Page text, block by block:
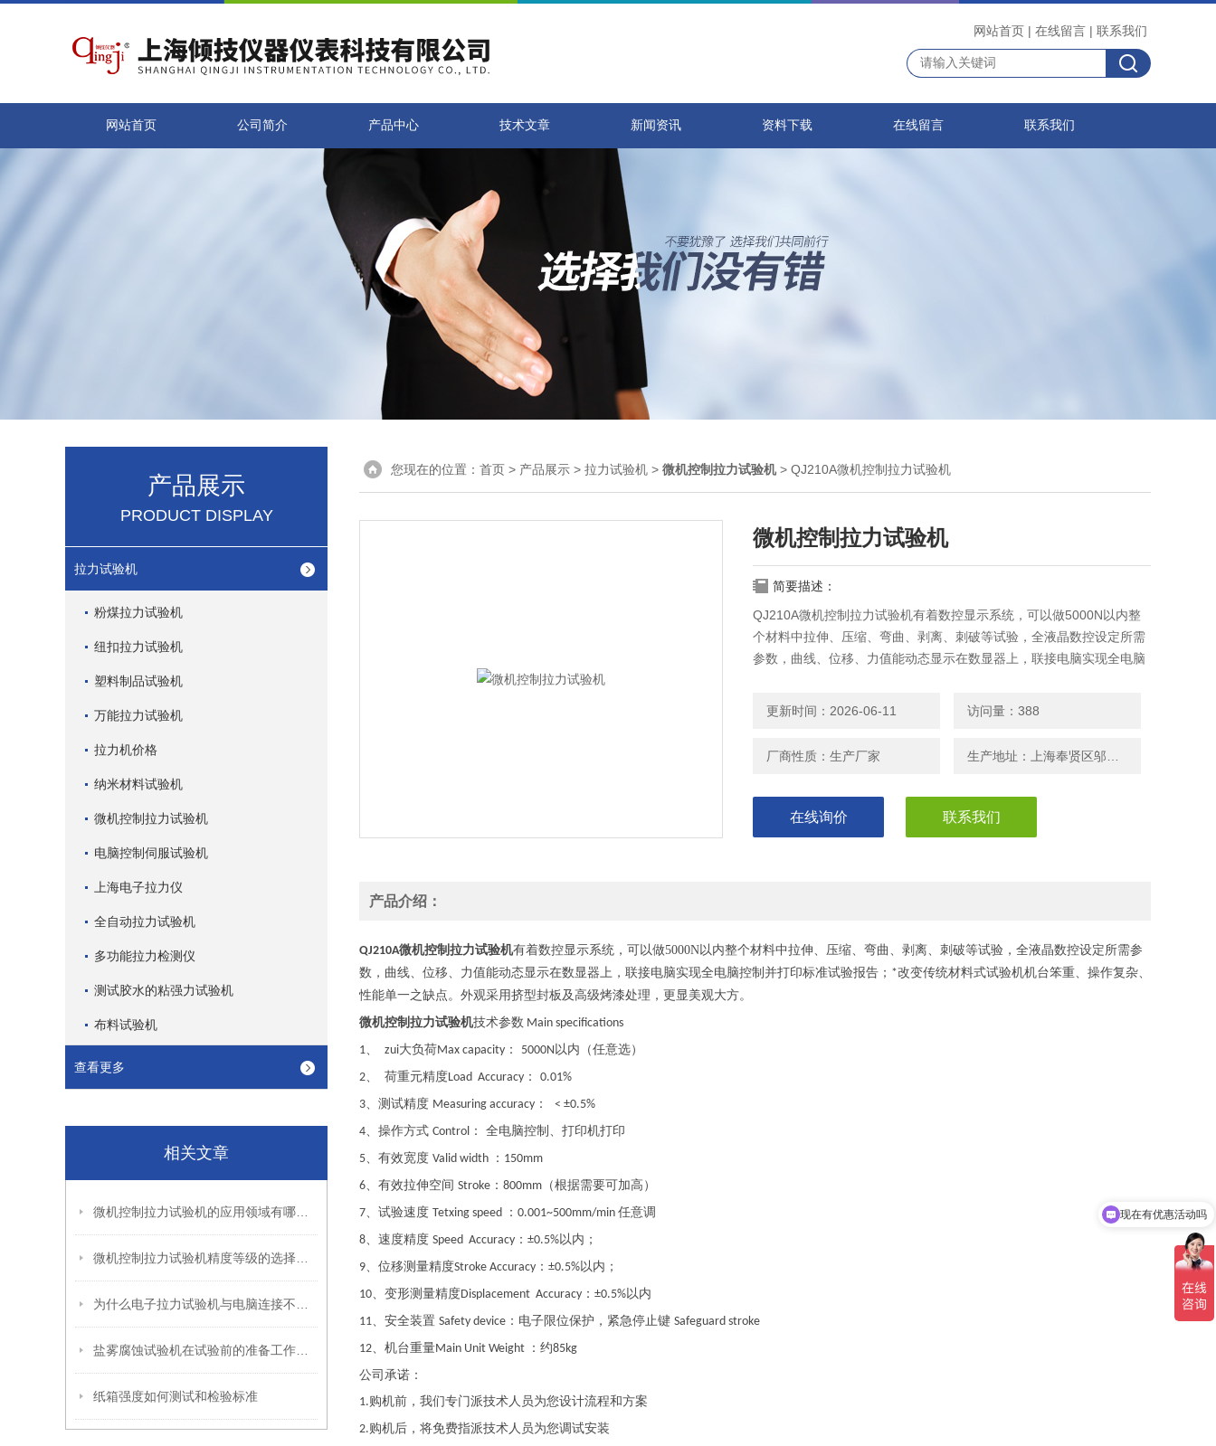
网站首页 | 在线留言 | 联系我们
网站首页 公司简介 产品中心 技术文章 新闻资讯 资料下载 在线留言 联系我们
产品展示
PRODUCT DISPLAY
拉力试验机
粉煤拉力试验机
纽扣拉力试验机
塑料制品试验机
万能拉力试验机
拉力机价格
纳米材料试验机
微机控制拉力试验机
电脑控制伺服试验机
上海电子拉力仪
全自动拉力试验机
多功能拉力检测仪
测试胶水的粘强力试验机
布料试验机
查看更多
相关文章
纸箱强度如何测试和检验标准
您现在的位置： 首页 > 产品展示 > 拉力试验机 > 微机控制拉力试验机> QJ210A微机控制拉力试验机
微机控制拉力试验机
简要描述：
QJ210A微机控制拉力试验机有着数控显示系统，可以做5000N以内整
个材料中拉伸、压缩、弯曲、剥离、刺破等试验，全液晶数控设定所需
参数，曲线、位移、力值能动态显示在数显器上，联接电脑实现全电脑
杂、性能单一之缺点。外观采用挤型封板及高级烤漆处理，更显美观大
更新时间：2026-06-11 访问量：388
厂商性质：生产厂家
在线询价 联系我们
产品介绍：
QJ210A微机控制拉力试验机有着数控显示系统，可以做5000N以内整个材料中拉伸、压缩、 弯曲、剥离、刺破等试验，全液晶数控设定所需参
数，曲线、位移、力值能动态显示在数显器上，联接电脑实现全电脑控制并打印标准试验报告； *改变传统材料式试验机机台笨重、操作复杂、
性能单一之缺点。外观采用挤型封板及高级烤漆处理，更显美观大方。
微机控制拉力试验机技术参数 Main specifications
1、 zui大负荷Max capacity ： 5000N 以内（任意选）
2、 荷重元精度Load Accuracy ： 0.01%
3、测试精度 Measuring accuracy ： < ±0.5%
4、操作方式 Control ： 全电脑控制、打印机打印
5、有效宽度 Valid width ： 150mm
6、有效拉伸空间 Stroke ： 800mm （根据需要可加高）
7、试验速度 Tetxing speed ： 0.001~500mm/min 任意调
8、速度精度 Speed Accuracy ： ±0.5%以内；
9、位移测量精度Stroke Accuracy ： ±0.5%以内；
10、变形测量精度Displacement Accuracy ： ±0.5%以内
11、安全装置 Safety device ：电子限位保护，紧急停止键 Safeguard stroke
12、机台重量Main Unit Weight ：约85kg
公司承诺：
1.购机前，我们专门派技术人员为您设计流程和方案
2.购机后，将免费指派技术人员为您调试安装
现在有优惠活动吗